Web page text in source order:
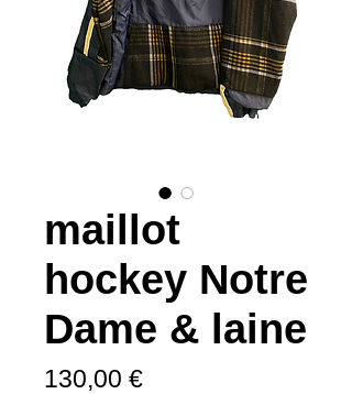
maillot
hockey Notre
Dame & laine
130,00 €Prix